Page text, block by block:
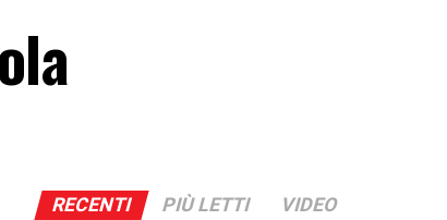
RECENTI PIÙ LETTI VIDEO